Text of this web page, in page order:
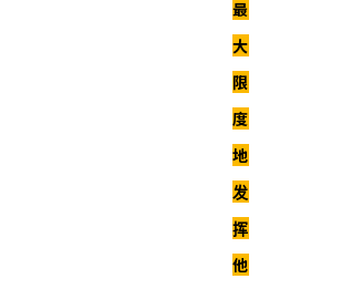
最
大
限
度
地
发
挥
他